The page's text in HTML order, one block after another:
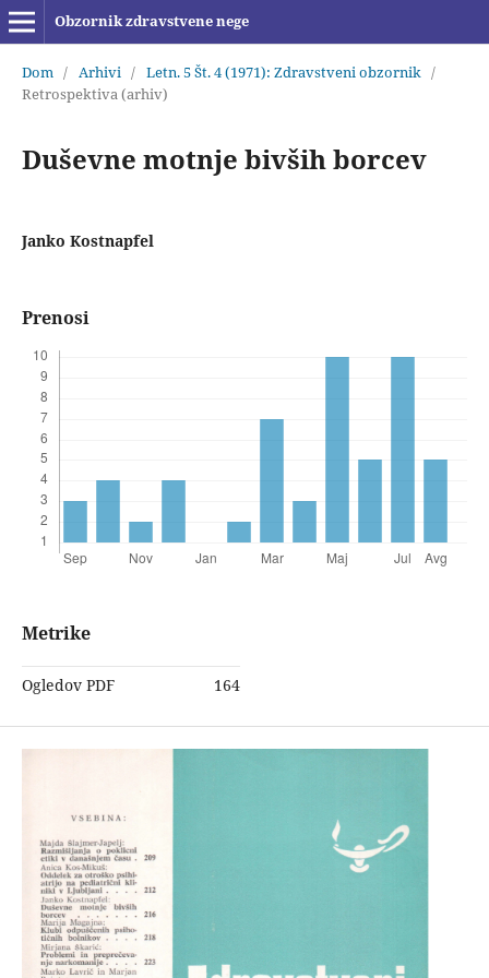
Obzornik zdravstvene nege
Dom / Arhivi / Letn. 5 Št. 4 (1971): Zdravstveni obzornik /
Retrospektiva (arhiv)
Duševne motnje bivših borcev
Janko Kostnapfel
Prenosi
Metrike
Ogledov PDF 164